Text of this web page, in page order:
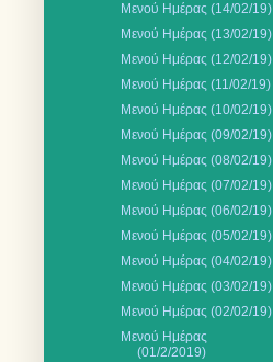
Μενού Ημέρας (14/02/19)
Μενού Ημέρας (13/02/19)
Μενού Ημέρας (12/02/19)
Μενού Ημέρας (11/02/19)
Μενού Ημέρας (10/02/19)
Μενού Ημέρας (09/02/19)
Μενού Ημέρας (08/02/19)
Μενού Ημέρας (07/02/19)
Μενού Ημέρας (06/02/19)
Μενού Ημέρας (05/02/19)
Μενού Ημέρας (04/02/19)
Μενού Ημέρας (03/02/19)
Μενού Ημέρας (02/02/19)
Μενού Ημέρας
(01/2/2019)